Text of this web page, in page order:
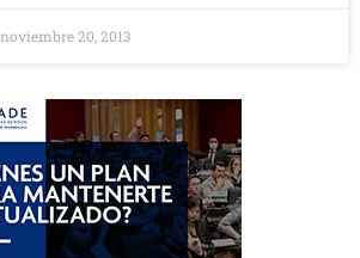
noviembre 20, 2013